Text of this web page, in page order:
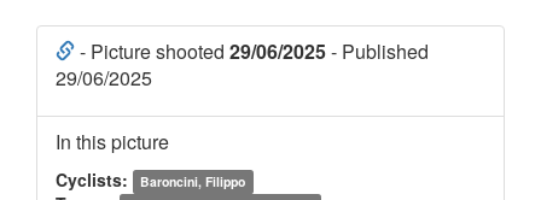
- Picture shooted 29/06/2025- Published
29/06/2025
In this picture
Cyclists: Baroncini, Filippo